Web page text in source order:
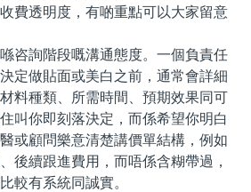
費透明度，有啲重點可以大家留意
詢階段嘅溝通態度。一個負責任
定做貼面或美白之前，通常會詳細
料種類、所需時間、預期效果同可
叫你即刻落決定，而係希望你明白
或顧問樂意清楚講價單結構，例如
後續跟進費用，而唔係含糊帶過，
較有系統同誠實。